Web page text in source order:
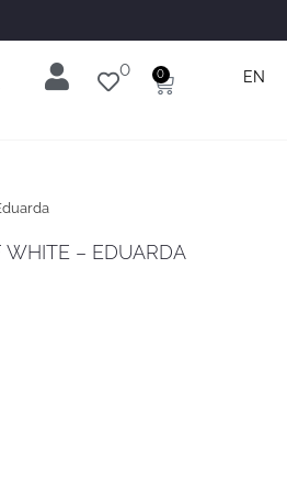
0 0
Carrinho EN
WHITE – EDUARDA